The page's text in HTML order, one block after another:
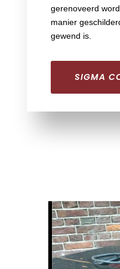
gerenoveerd
manier
gewend is.
SIGMA